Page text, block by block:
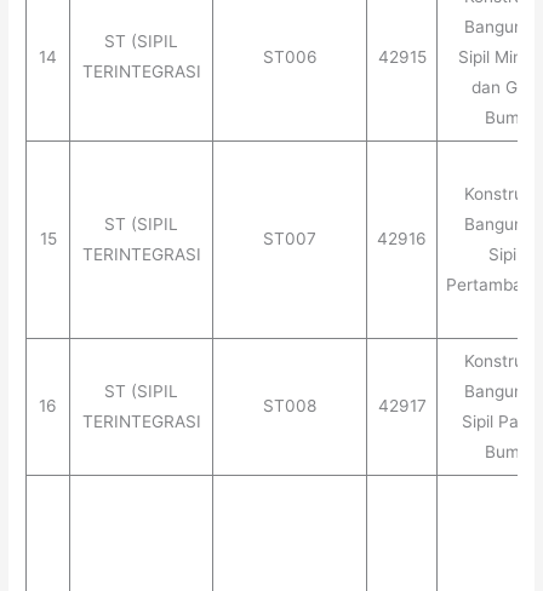
14
ST (SIPIL
TERINTEGRASI
ST006 42915
Bangunan
Sipil
dan Gas
Bumi
15
ST (SIPIL
TERINTEGRASI
ST007 42916
Konstruksi
Bangunan
Sipil
16
ST (SIPIL
TERINTEGRASI
ST008 42917
Konstruksi
Bangunan
Sipil
Bumi